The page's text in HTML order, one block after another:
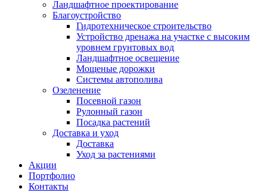
Ландшафтное проектирование
Благоустройство
Гидротехническое строительство
Устройство дренажа на участке с высоким
уровнем грунтовых вод
Ландшафтное освещение
Мощеные дорожки
Системы автополива
Озеленение
Посевной газон
Рулонный газон
Посадка растений
Доставка и уход
Доставка
Уход за растениями
Акции
Портфолио
Контакты